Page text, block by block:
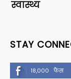
स्वास्थ्य
STAY
18,000 फैंस